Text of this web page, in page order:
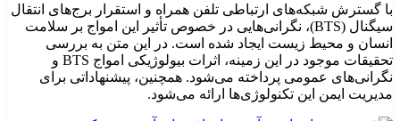
با گسترش شبکه‌های ارتباطی تلفن همراه و استقرار برج‌های انتقال
سیگنال (BTS)، نگرانی‌هایی در خصوص تأثیر این امواج بر سلامت
انسان و محیط زیست ایجاد شده است. در این متن به بررسی
تحقیقات موجود در این زمینه، اثرات بیولوژیکی امواج BTS و
نگرانی‌های عمومی پرداخته می‌شود. همچنین، پیشنهاداتی برای
مدیریت ایمن این تکنولوژی‌ها ارائه می‌شود.